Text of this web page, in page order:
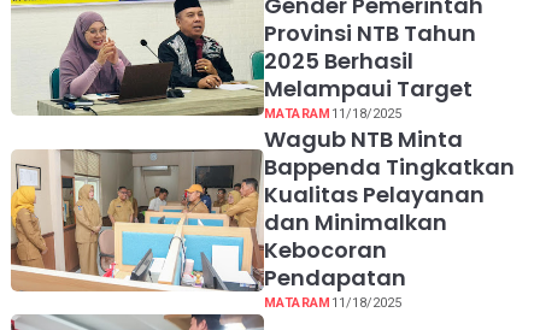
Provinsi NTB Tahun
2025 Berhasil
Melampaui Target
MATARAM 11/18/2025
Wagub NTB Minta
Bappenda Tingkatkan
Kualitas Pelayanan
dan Minimalkan
Kebocoran
Pendapatan
MATARAM 11/18/2025